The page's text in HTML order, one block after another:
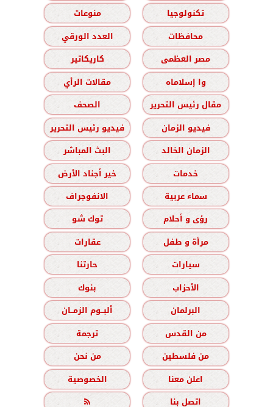
تكنولوجيا
منوعات
محافظات
العدد الورقي
مصر العظمى
كاريكاتير
وا إسلاماه
مقالات الرأي
مقال رئيس التحرير
الصحف
فيديو الزمان
فيديو رئيس التحرير
الزمان الخالد
البث المباشر
خدمات
خير أجناد الأرض
سماء عربية
الانفوجراف
رؤى و أحلام
توك شو
مرأة و طفل
عقارات
سيارات
حارتنا
الأحزاب
بنوك
البرلمان
ألبــوم الزمــان
من القدس
ترجمة
من فلسطين
من نحن
اعلن معنا
الخصوصية
اتصل بنا
